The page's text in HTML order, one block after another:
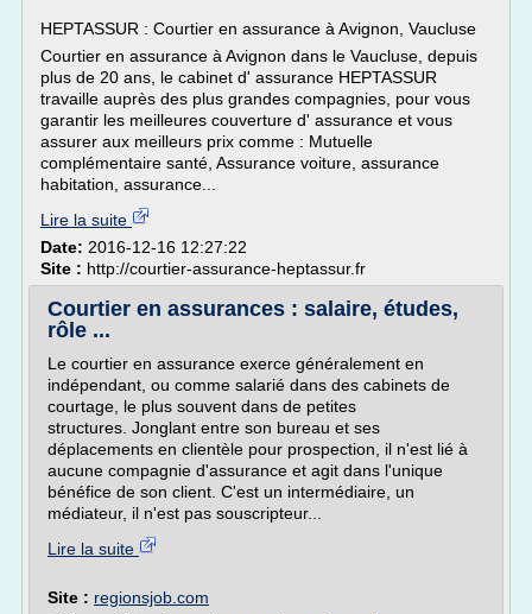
HEPTASSUR : Courtier en assurance à Avignon, Vaucluse
Courtier en assurance à Avignon dans le Vaucluse, depuis
plus de 20 ans, le cabinet d' assurance HEPTASSUR
travaille auprès des plus grandes compagnies, pour vous
garantir les meilleures couverture d' assurance et vous
assurer aux meilleurs prix comme : Mutuelle
complémentaire santé, Assurance voiture, assurance
habitation, assurance...
Lire la suite
Date: 2016-12-16 12:27:22
Site : http://courtier-assurance-heptassur.fr
Courtier en assurances : salaire, études,
rôle ...
Le courtier en assurance exerce généralement en
indépendant, ou comme salarié dans des cabinets de
courtage, le plus souvent dans de petites
structures. Jonglant entre son bureau et ses
déplacements en clientèle pour prospection, il n'est lié à
aucune compagnie d'assurance et agit dans l'unique
bénéfice de son client. C'est un intermédiaire, un
médiateur, il n'est pas souscripteur...
Lire la suite
Site : regionsjob.com